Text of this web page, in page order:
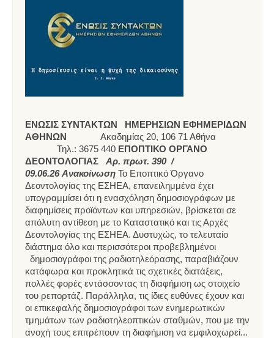
ΕΝΩΣΙΣ ΣΥΝΤΑΚΤΩΝ
ΗΜΕΡΗΣΙΩΝ ΕΦΗΜΕΡΙΔΩΝ
ΑΘΗΝΩΝ Ακαδημίας 20, 106 71 Αθήνα
Τηλ.: 3675 440 ΕΠΟΠΤΙΚΟ ΟΡΓΑΝΟ
ΔΕΟΝΤΟΛΟΓΙΑΣ
Αρ. πρωτ. 390 /
09.06.26 Ανακοίνωση Το Εποπτικό Όργανο
Δεοντολογίας της ΕΣΗΕΑ, επανειλημμένα έχει
υπογραμμίσει ότι η ενασχόληση δημοσιογράφων με
διαφημίσεις προϊόντων και υπηρεσιών, βρίσκεται σε
απόλυτη αντίθεση με το Καταστατικό και τις Αρχές
Δεοντολογίας της ΕΣΗΕΑ. Δυστυχώς, το τελευταίο
διάστημα όλο και περισσότεροι προβεβλημένοι
δημοσιογράφοι της ραδιοτηλεόρασης, παραβιάζουν
κατάφωρα και προκλητικά τις σχετικές διατάξεις,
πολλές φορές εντάσσοντας τη διαφήμιση ως στοιχείο
του ρεπορτάζ. Παράλληλα, τις ίδιες ευθύνες έχουν και
οι επικεφαλής δημοσιογράφοι των ενημερωτικών
τμημάτων των ραδιοτηλεοπτικών σταθμών, που με την
ανοχή τους επιτρέπουν τη διαφήμιση να εμφιλοχωρεί...